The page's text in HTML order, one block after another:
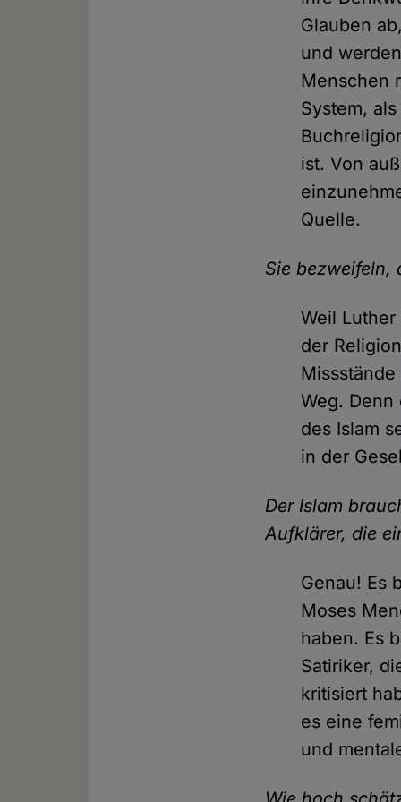
Glauben
und
Menschen
System,
ist. Von
Quelle.
Sie bezweifeln,
Weil
der
Weg.
des Islam
in der
Der Islam
Aufklärer, die
Genau! Es
Moses
haben. Es
Satiriker,
kritisiert
es eine
und